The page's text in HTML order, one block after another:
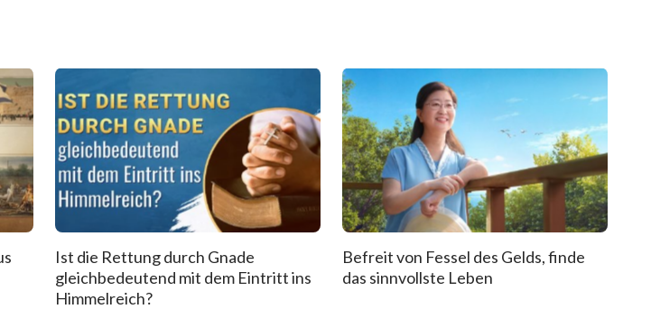
Ist die Rettung durch Gnade
gleichbedeutend mit dem Eintritt ins
Himmelreich?
Befreit von Fessel des Gelds, finde
das sinnvollste Leben